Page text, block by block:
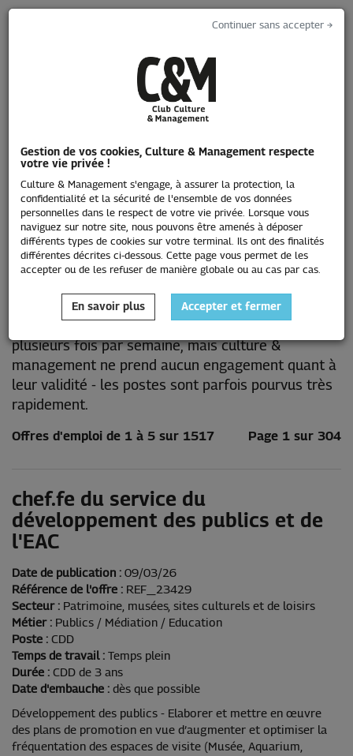
L'emploi
plusieurs fois par semaine, mais culture &
management ne prend aucun engagement quant à
leur validité - les postes sont parfois pourvus très
rapidement.
Offres d'emploi de 1 à 5 sur 1517 Page 1 sur 304
chef.fe du service du
développement des publics et de
l'EAC
Date de publication : 09/03/26
Référence de l'offre : REF_23429
Secteur : Patrimoine, musées, sites culturels et de loisirs
Métier : Publics / Médiation / Education
Poste : CDD
Temps de travail : Temps plein
Durée : CDD de 3 ans
Date d'embauche : dès que possible
Développement des publics - Elaborer et mettre en œuvre
des plans de promotion en vue d’augmenter et optimiser la
fréquentation des espaces de visite (Musée, Aquarium,
Continuer sans accepter →
Gestion de vos cookies, Culture & Management respecte
votre vie privée !
Culture & Management s'engage, à assurer la protection, la
confidentialité et la sécurité de l'ensemble de vos données
personnelles dans le respect de votre vie privée. Lorsque vous
naviguez sur notre site, nous pouvons être amenés à déposer
différents types de cookies sur votre terminal. Ils ont des finalités
différentes décrites ci-dessous. Cette page vous permet de les
accepter ou de les refuser de manière globale ou au cas par cas.
En savoir plus Accepter et fermer